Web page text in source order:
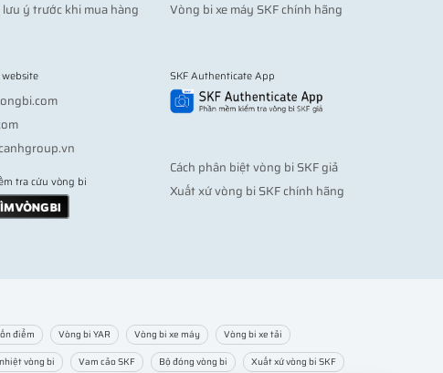
ý trước khi mua hàng
tra cứu vòng bi
Vòng bi xe máy SKF chính hãng
SKF Authenticate App
Cách phân biệt vòng bi SKF giả
Xuất xứ vòng bi SKF chính hãng
điểm Vòng bi YAR Vòng bi xe máy
Vòng bi xe tải
vòng bi Vam cảo SKF Bộ đóng vòng bi
Xuất xứ vòng bi SKF